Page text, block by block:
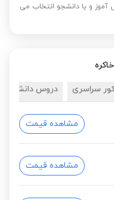
و یا دانشجو انتخاب می
سراسری دروس
مشاهده قیمت
مشاهده قیمت